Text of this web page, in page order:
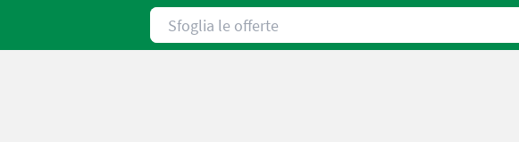
Sfoglia le offerte